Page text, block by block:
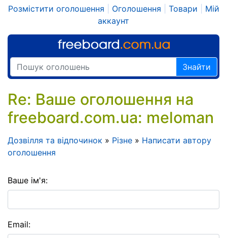
Розмістити оголошення Оголошення Товари
Мій
аккаунт
Знайти
Re: Ваше оголошення на
freeboard.com.ua: meloman
Дозвілля та відпочинок » Різне » Написати автору
оголошення
Ваше ім'я:
Email: